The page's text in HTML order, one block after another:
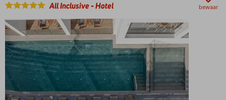
strand
Fantastische
keuze voor
koppels
All Inclusive-Hotel bewaar